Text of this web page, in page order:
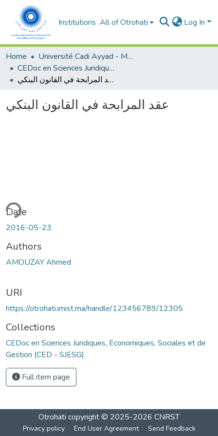
Institutions All of Otrohati Log In
Home
Université Cadi Ayyad - Marrakech
CEDoc en Sciences Juridiques, Economiques, Sociales et de Gestion (CED - SJESG)
عقد المرابحة في القانون البنكي
عقد المرابحة في القانون البنكي
Date
2016-05-23
Authors
AMOUZAY Ahmed
URI
https://otrohati.imist.ma/handle/123456789/12305
Collections
CEDoc en Sciences Juridiques, Economiques, Sociales et de
Gestion (CED - SJESG)
Full item page
Otrohati copyright © 2025-2026 CNRST
Privacy policy End User Agreement Send Feedback